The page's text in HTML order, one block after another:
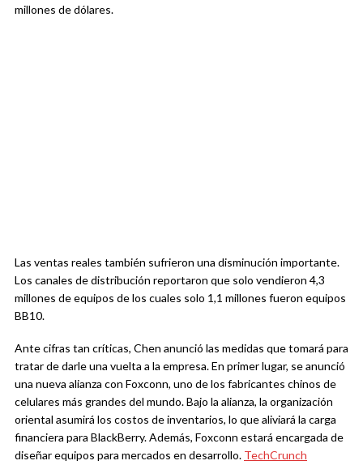
millones de dólares.
Las ventas reales también sufrieron una disminución importante.
Los canales de distribución reportaron que solo vendieron 4,3
millones de equipos de los cuales solo 1,1 millones fueron equipos
BB10.
Ante cifras tan críticas, Chen anunció las medidas que tomará para
tratar de darle una vuelta a la empresa. En primer lugar, se anunció
una nueva alianza con Foxconn, uno de los fabricantes chinos de
celulares más grandes del mundo. Bajo la alianza, la organización
oriental asumirá los costos de inventarios, lo que aliviará la carga
financiera para BlackBerry. Además, Foxconn estará encargada de
diseñar equipos para mercados en desarrollo. TechCrunch